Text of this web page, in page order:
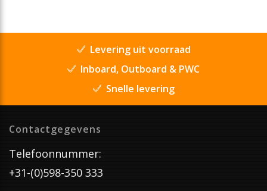
Levering uit voorraad
Inboard, Outboard & PWC
Snelle levering
Contactgegevens
Telefoonnummer:
+31-(0)598-350 333